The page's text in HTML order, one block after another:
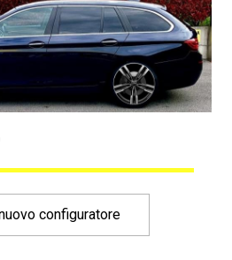
configuratore